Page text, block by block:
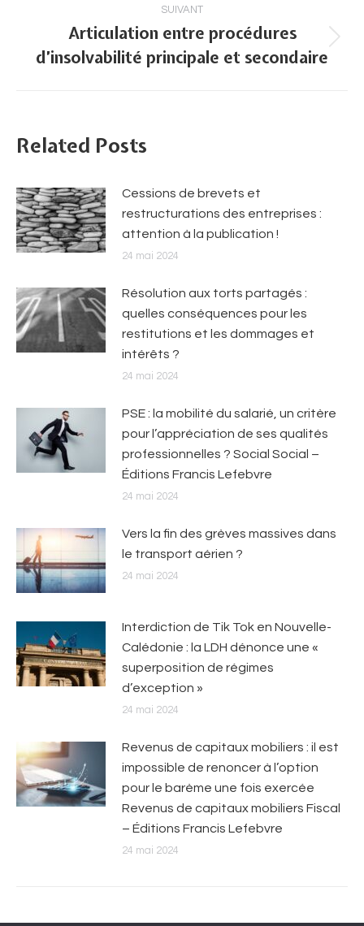
SUIVANT
Article
suivant
Articulation entre procédures
d’insolvabilité principale et secondaire
Related Posts
Cessions de brevets et
restructurations des entreprises :
attention à la publication !
24 mai 2024
Résolution aux torts partagés :
quelles conséquences pour les
restitutions et les dommages et
intérêts ?
24 mai 2024
PSE : la mobilité du salarié, un critère
pour l’appréciation de ses qualités
professionnelles ? Social Social –
Éditions Francis Lefebvre
24 mai 2024
Vers la fin des grèves massives dans
le transport aérien ?
24 mai 2024
Interdiction de Tik Tok en Nouvelle-
Calédonie : la LDH dénonce une «
superposition de régimes
d’exception »
24 mai 2024
Revenus de capitaux mobiliers : il est
impossible de renoncer à l’option
pour le barème une fois exercée
Revenus de capitaux mobiliers Fiscal
– Éditions Francis Lefebvre
24 mai 2024